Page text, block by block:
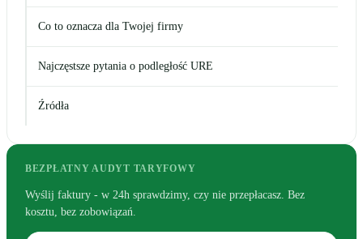
Co to oznacza dla Twojej firmy
Najczęstsze pytania o podległość URE
Źródła
BEZPŁATNY AUDYT TARYFOWY
Wyślij faktury - w 24h sprawdzimy, czy nie przepłacasz. Bez
kosztu, bez zobowiązań.